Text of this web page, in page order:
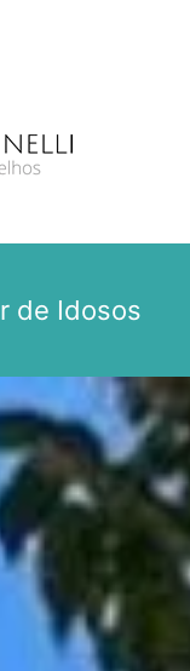
de Idosos